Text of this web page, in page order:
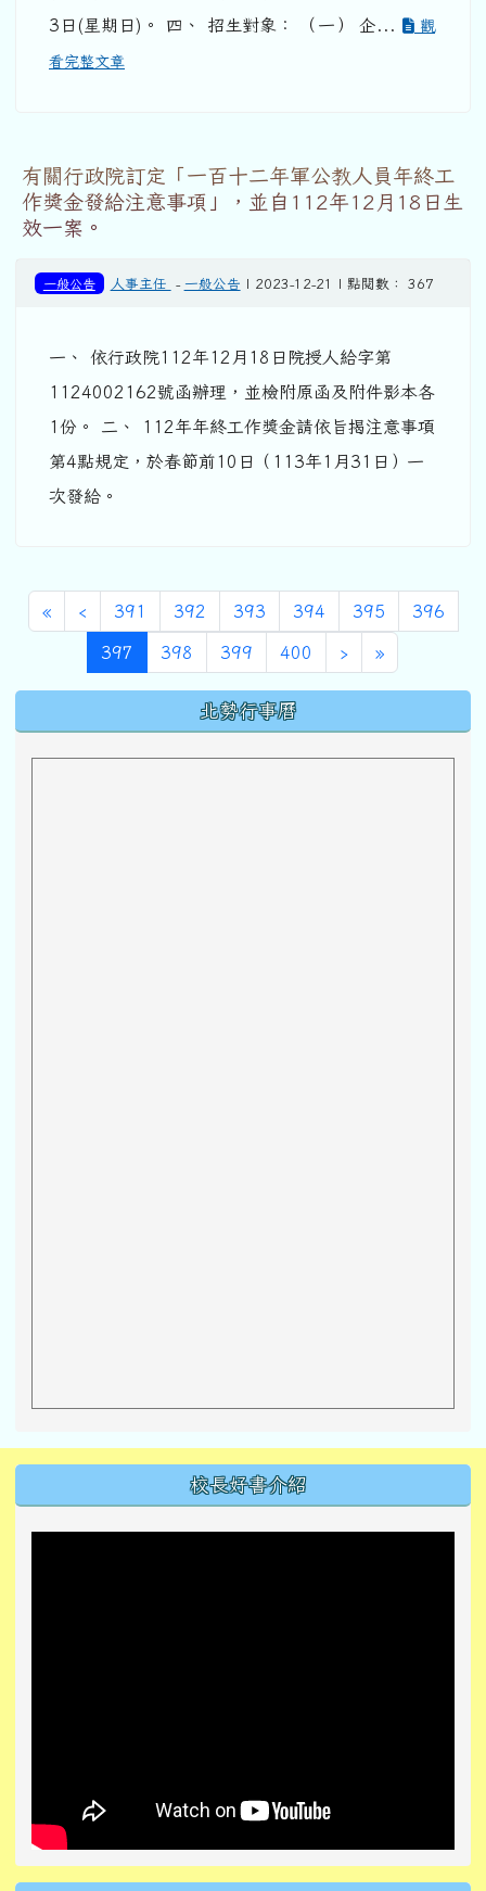
3日(星期日)。 四、 招生對象： （一） 企...
觀
看完整文章
有關行政院訂定「一百十二年軍公教人員年終工
作獎金發給注意事項」，並自112年12月18日生
效一案。
一般公告 人事主任 - 一般公告 | 2023-12-21 | 點閱數： 367
一、 依行政院112年12月18日院授人給字第
1124002162號函辦理，並檢附原函及附件影本各
1份。 二、 112年年終工作獎金請依旨揭注意事項
第4點規定，於春節前10日（113年1月31日）一
次發給。
«第一頁
‹上一頁
391 392 393 394 395 396
397 (目前頁次)
398 399 400 ›下一頁
»最後頁
北勢行事曆
校長好書介紹